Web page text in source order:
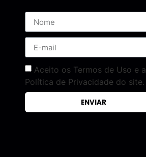
Aceito os Termos de Uso e a
Política de Privacidade do site.
ENVIAR